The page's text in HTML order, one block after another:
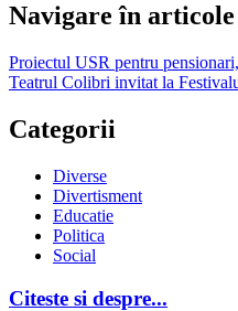
Navigare în articole
Proiectul USR pentru
Teatrul Colibri invitat la
Categorii
Diverse
Divertisment
Educatie
Politica
Social
Citeste si despre...